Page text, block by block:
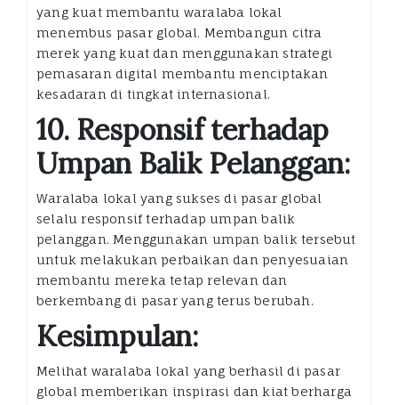
yang kuat membantu waralaba lokal
menembus pasar global. Membangun citra
merek yang kuat dan menggunakan strategi
pemasaran digital membantu menciptakan
kesadaran di tingkat internasional.
10. Responsif terhadap
Umpan Balik Pelanggan:
Waralaba lokal yang sukses di pasar global
selalu responsif terhadap umpan balik
pelanggan. Menggunakan umpan balik tersebut
untuk melakukan perbaikan dan penyesuaian
membantu mereka tetap relevan dan
berkembang di pasar yang terus berubah.
Kesimpulan:
Melihat waralaba lokal yang berhasil di pasar
global memberikan inspirasi dan kiat berharga